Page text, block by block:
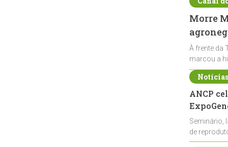
Morre
À frente da
marcou a
ANCP
Seminário,
de
durante a